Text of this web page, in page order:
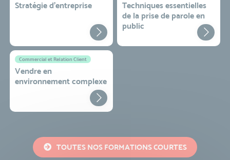
Stratégie d’entreprise
Techniques essentielles
de la prise de parole en
public
Commercial et Relation Client
Vendre en
environnement complexe
TOUTES NOS FORMATIONS COURTES